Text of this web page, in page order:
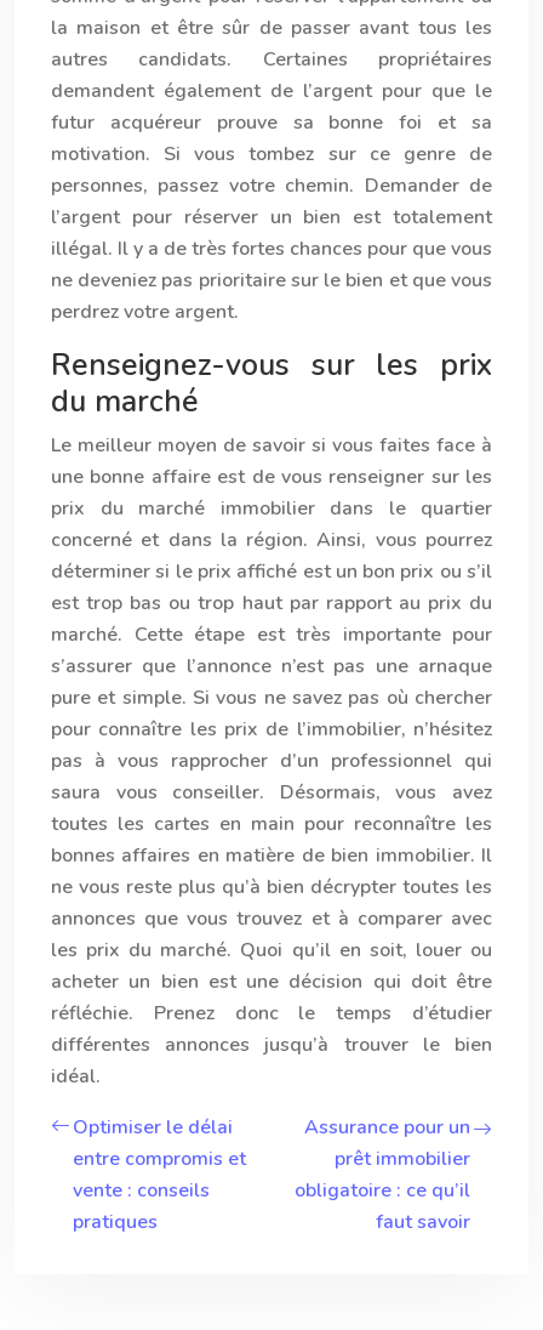
la maison et être sûr de passer avant tous les
autres candidats. Certaines propriétaires
demandent également de l’argent pour que le
futur acquéreur prouve sa bonne foi et sa
motivation. Si vous tombez sur ce genre de
personnes, passez votre chemin. Demander de
l’argent pour réserver un bien est totalement
illégal. Il y a de très fortes chances pour que vous
ne deveniez pas prioritaire sur le bien et que vous
perdrez votre argent.
Renseignez-vous sur les prix
du marché
Le meilleur moyen de savoir si vous faites face à
une bonne affaire est de vous renseigner sur les
prix du marché immobilier dans le quartier
concerné et dans la région. Ainsi, vous pourrez
déterminer si le prix affiché est un bon prix ou s’il
est trop bas ou trop haut par rapport au prix du
marché. Cette étape est très importante pour
s’assurer que l’annonce n’est pas une arnaque
pure et simple. Si vous ne savez pas où chercher
pour connaître les prix de l’immobilier, n’hésitez
pas à vous rapprocher d’un professionnel qui
saura vous conseiller. Désormais, vous avez
toutes les cartes en main pour reconnaître les
bonnes affaires en matière de bien immobilier. Il
ne vous reste plus qu’à bien décrypter toutes les
annonces que vous trouvez et à comparer avec
les prix du marché. Quoi qu’il en soit, louer ou
acheter un bien est une décision qui doit être
réfléchie. Prenez donc le temps d’étudier
différentes annonces jusqu’à trouver le bien
idéal.
Optimiser le délai
entre compromis et
vente : conseils
pratiques
Assurance pour un
prêt immobilier
obligatoire : ce qu’il
faut savoir